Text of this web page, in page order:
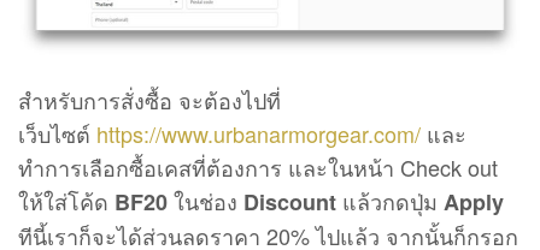
สำหรับการสั่งซื้อ จะต้องไปที่
เว็บไซต์ https://www.urbanarmorgear.com/ และ
ทำการเลือกซื้อเคสที่ต้องการ และในหน้า Check out
ให้ใส่โค้ด BF20ในช่อง Discount แล้วกดปุ่ม Apply
ทีนี้เราก็จะได้ส่วนลดราคา 20% ไปแล้ว จากนั้นก็กรอก